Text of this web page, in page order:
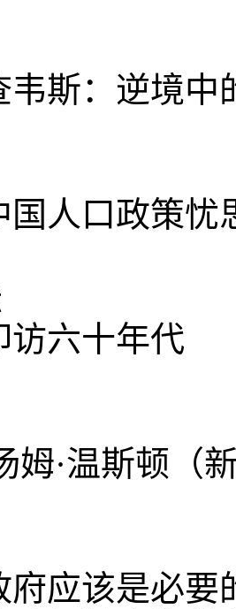
查韦斯：
国人口政策
叩访六十
姆·温斯顿
府应该是必要